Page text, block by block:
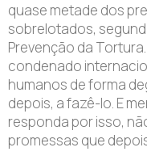
quase metade dos
sobrelotados,
Prevenção da
condenado
humanos de forma
depois, a fazê-lo. E
responda por isso,
promessas que